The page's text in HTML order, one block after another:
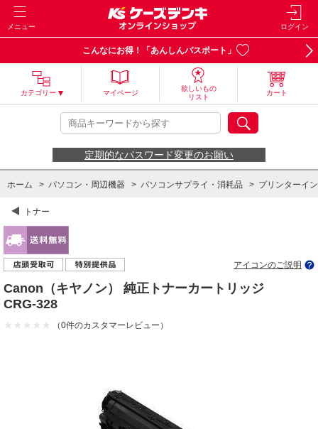
メニュー ログイン
こんなにお得！「あんしんパスポート」
カテゴリー マイページ
欲しいもの
リスト
カート
定期的なパスワード変更のお願い
ホーム > パソコン・周辺機器 > パソコンサプライ・消耗品 > プリンターイ
トナー
アイコンのご説明
Canon（キヤノン） 純正トナーカートリッジ
CRG-328
（0件のカスタマーレビュー）